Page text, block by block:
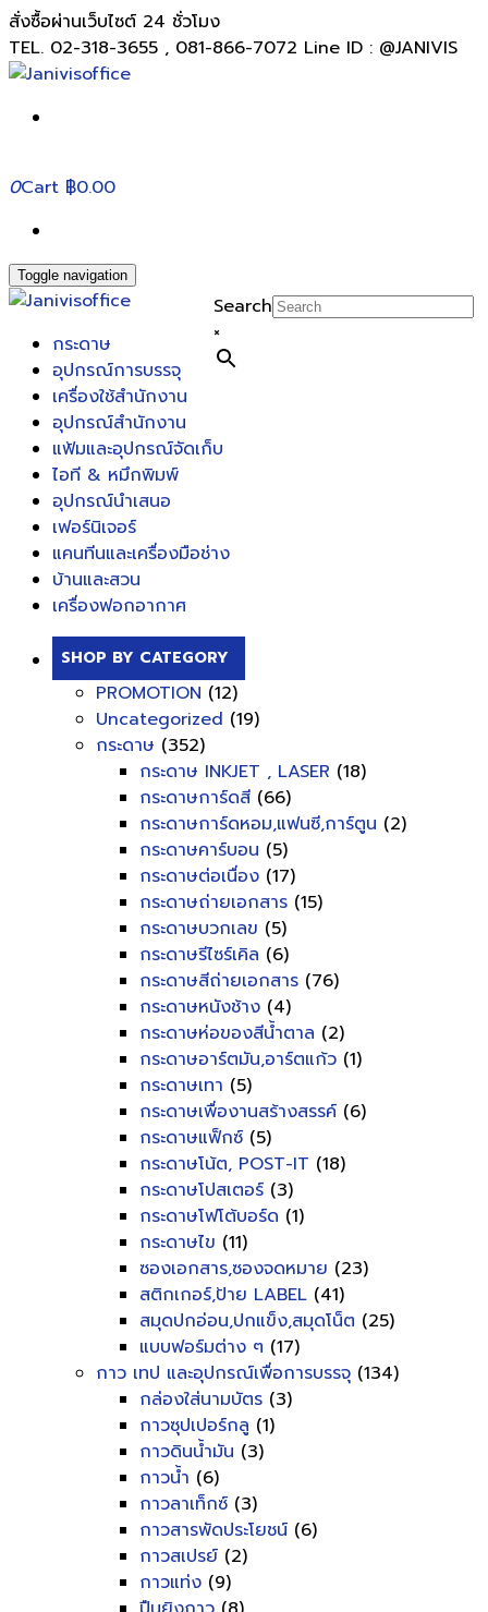
สั่งซื้อผ่านเว็บไซต์ 24 ชั่วโมง
TEL. 02-318-3655 , 081-866-7072 Line ID : @JANIVIS
0Cart ฿0.00
Toggle navigation
Search
×
กระดาษ
อุปกรณ์การบรรจุ
เครื่องใช้สำนักงาน
อุปกรณ์สำนักงาน
แฟ้มและอุปกรณ์จัดเก็บ
ไอที & หมึกพิมพ์
อุปกรณ์นำเสนอ
เฟอร์นิเจอร์
แคนทีนและเครื่องมือช่าง
บ้านและสวน
เครื่องฟอกอากาศ
SHOP BY CATEGORY
PROMOTION (12)
Uncategorized (19)
กระดาษ (352)
กระดาษ INKJET , LASER (18)
กระดาษการ์ดสี (66)
กระดาษการ์ดหอม,แฟนซี,การ์ตูน (2)
กระดาษคาร์บอน (5)
กระดาษต่อเนื่อง (17)
กระดาษถ่ายเอกสาร (15)
กระดาษบวกเลข (5)
กระดาษรีไซร์เคิล (6)
กระดาษสีถ่ายเอกสาร (76)
กระดาษหนังช้าง (4)
กระดาษห่อของสีน้ำตาล (2)
กระดาษอาร์ตมัน,อาร์ตแก้ว (1)
กระดาษเทา (5)
กระดาษเพื่องานสร้างสรรค์ (6)
กระดาษแฟ็กซ์ (5)
กระดาษโน้ต, POST-IT (18)
กระดาษโปสเตอร์ (3)
กระดาษโฟโต้บอร์ด (1)
กระดาษไข (11)
ซองเอกสาร,ซองจดหมาย (23)
สติกเกอร์,ป้าย LABEL (41)
สมุดปกอ่อน,ปกแข็ง,สมุดโน็ต (25)
แบบฟอร์มต่าง ๆ (17)
กาว เทป และอุปกรณ์เพื่อการบรรจุ (134)
กล่องใส่นามบัตร (3)
กาวซุปเปอร์กลู (1)
กาวดินน้ำมัน (3)
กาวน้ำ (6)
กาวลาเท็กซ์ (3)
กาวสารพัดประโยชน์ (6)
กาวสเปรย์ (2)
กาวแท่ง (9)